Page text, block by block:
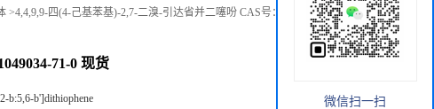
>4,4,9,9-四(4-己基苯基)-2,7-二溴-引达省并二噻吩 CAS号：1049034-71-0 现
71-0 现货
b:5,6-b']dithiophene
微信扫一扫